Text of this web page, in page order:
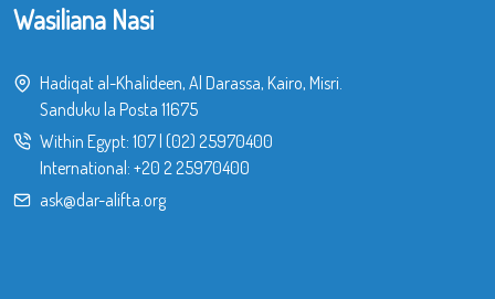
Wasiliana Nasi
Hadiqat al-Khalideen, Al Darassa, Kairo, Misri.
Sanduku la Posta 11675
Within Egypt: 107| (02) 25970400
International: +20 2 25970400
ask@dar-alifta.org